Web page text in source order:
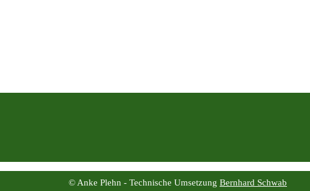
© Anke Plehn - Technische Umsetzung Bernhard Schwab